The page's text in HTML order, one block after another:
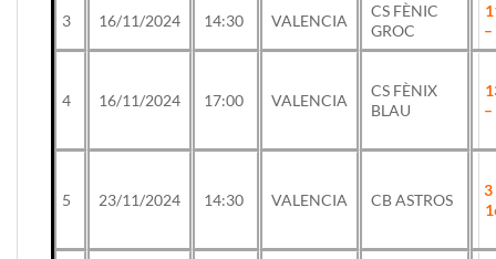
3 16/11/2024 14:30 VALENCIA
CS FÈNIC
GROC
–
4 16/11/2024 17:00 VALENCIA
CS FÈNIX
BLAU
–
5 23/11/2024 14:30 VALENCIA CB ASTROS
3